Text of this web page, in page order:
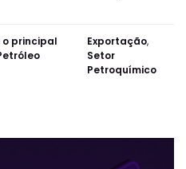
o principal
Exportação,
Setor
Petroquímico